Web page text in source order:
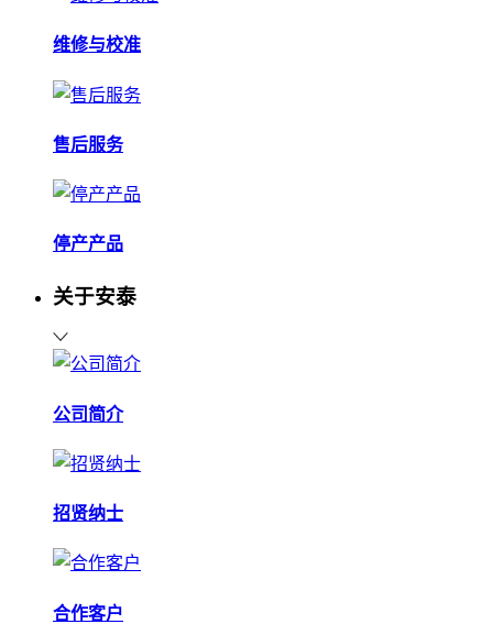
维修与校准
售后服务
停产产品
关于安泰
公司简介
招贤纳士
合作客户